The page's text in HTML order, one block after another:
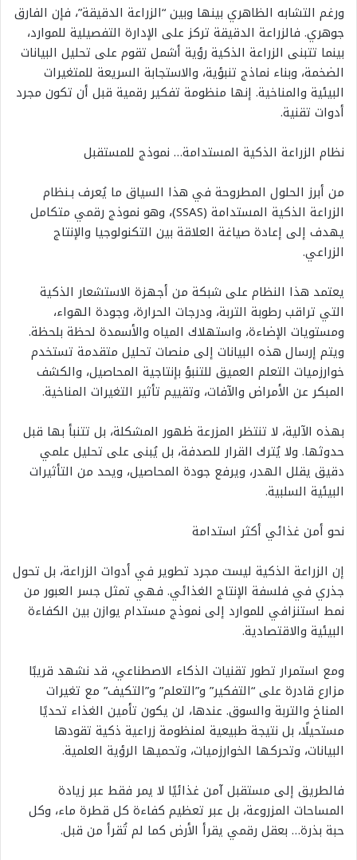
ورغم التشابه الظاهري بينها وبين “الزراعة الدقيقة”، فإن الفارق
جوهري. فالزراعة الدقيقة تركز على الإدارة التفصيلية للموارد،
بينما تتبنى الزراعة الذكية رؤية أشمل تقوم على تحليل البيانات
الضخمة، وبناء نماذج تنبؤية، والاستجابة السريعة للمتغيرات
البيئية والمناخية. إنها منظومة تفكير رقمية قبل أن تكون مجرد
أدوات تقنية.
نظام الزراعة الذكية المستدامة… نموذج للمستقبل
من أبرز الحلول المطروحة في هذا السياق ما يُعرف بـنظام
الزراعة الذكية المستدامة (SSAS)، وهو نموذج رقمي متكامل
يهدف إلى إعادة صياغة العلاقة بين التكنولوجيا والإنتاج
الزراعي.
يعتمد هذا النظام على شبكة من أجهزة الاستشعار الذكية
التي تراقب رطوبة التربة، ودرجات الحرارة، وجودة الهواء،
ومستويات الإضاءة، واستهلاك المياه والأسمدة لحظة بلحظة.
ويتم إرسال هذه البيانات إلى منصات تحليل متقدمة تستخدم
خوارزميات التعلم العميق للتنبؤ بإنتاجية المحاصيل، والكشف
المبكر عن الأمراض والآفات، وتقييم تأثير التغيرات المناخية.
بهذه الآلية، لا تنتظر المزرعة ظهور المشكلة، بل تتنبأ بها قبل
حدوثها. ولا يُترك القرار للصدفة، بل يُبنى على تحليل علمي
دقيق يقلل الهدر، ويرفع جودة المحاصيل، ويحد من التأثيرات
البيئية السلبية.
نحو أمن غذائي أكثر استدامة
إن الزراعة الذكية ليست مجرد تطوير في أدوات الزراعة، بل تحول
جذري في فلسفة الإنتاج الغذائي. فهي تمثل جسر العبور من
نمط استنزافي للموارد إلى نموذج مستدام يوازن بين الكفاءة
البيئية والاقتصادية.
ومع استمرار تطور تقنيات الذكاء الاصطناعي، قد نشهد قريبًا
مزارع قادرة على “التفكير” و”التعلم” و”التكيف” مع تغيرات
المناخ والتربة والسوق. عندها، لن يكون تأمين الغذاء تحديًا
مستحيلًا، بل نتيجة طبيعية لمنظومة زراعية ذكية تقودها
البيانات، وتحركها الخوارزميات، وتحميها الرؤية العلمية.
فالطريق إلى مستقبل آمن غذائيًا لا يمر فقط عبر زيادة
المساحات المزروعة، بل عبر تعظيم كفاءة كل قطرة ماء، وكل
حبة بذرة… بعقل رقمي يقرأ الأرض كما لم تُقرأ من قبل.